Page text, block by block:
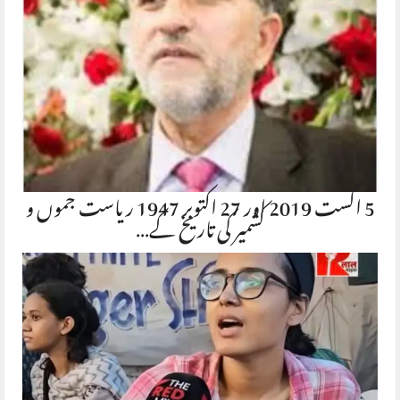
5 اگست 2019 اور 27 اکتوبر 1947 ریاست جموں وکشمیر کی تاریخ کے…